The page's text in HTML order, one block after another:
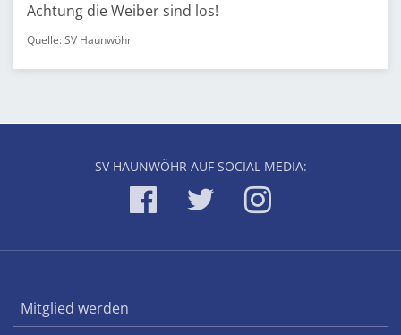
Achtung die Weiber sind los!
Quelle: SV Haunwöhr
SV HAUNWÖHR AUF SOCIAL MEDIA:
Mitglied werden